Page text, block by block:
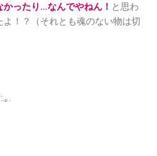
ったり…なんでやねん！ と思わ
！？（それとも魂のない物は切
.